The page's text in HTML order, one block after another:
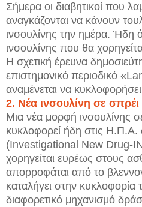
Σήμερα οι διαβητικοί που
αναγκάζονται να κάνουν
ινσουλίνης την ημέρα. Ήδη
ινσουλίνης που θα
Η σχετική έρευνα
επιστημονικό περιοδικό
αναμένεται να
2. Νέα ινσουλίνη σε σπρέι
Μια νέα μορφή ινσουλίνης
κυκλοφορεί ήδη στις
(Investigational New Drug-
χορηγείται ευρέως στους
απορροφάται από το
καταλήγει στην κυκλοφορία
διαφορετικό μηχανισμό